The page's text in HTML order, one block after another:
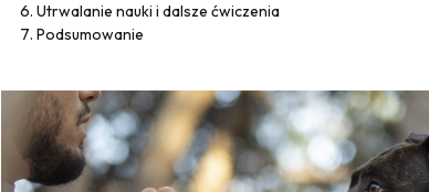
Utrwalanie nauki i dalsze ćwiczenia
Podsumowanie